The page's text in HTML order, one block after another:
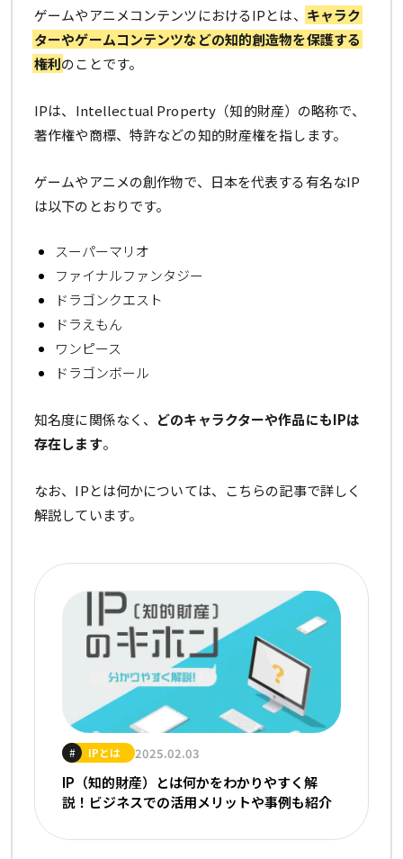
ゲームやアニメコンテンツにおけるIPとは、 キャラク
ターやゲームコンテンツなどの知的創造物を保護する
権利のことです。
IPは、Intellectual Property（知的財産）の略称で、
著作権や商標、特許などの知的財産権を指します。
ゲームやアニメの創作物で、日本を代表する有名なIP
は以下のとおりです。
スーパーマリオ
ファイナルファンタジー
ドラゴンクエスト
ドラえもん
ワンピース
ドラゴンボール
知名度に関係なく、 どのキャラクターや作品にもIPは
存在します。
なお、IPとは何かについては、こちらの記事で詳しく
解説しています。
# IPとは 2025.02.03
IP（知的財産）とは何かをわかりやすく解
説！ビジネスでの活用メリットや事例も紹介